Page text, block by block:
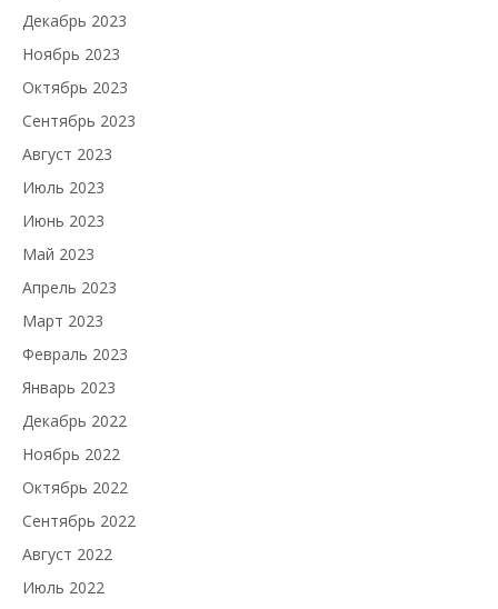
Декабрь 2023
Ноябрь 2023
Октябрь 2023
Сентябрь 2023
Август 2023
Июль 2023
Июнь 2023
Май 2023
Апрель 2023
Март 2023
Февраль 2023
Январь 2023
Декабрь 2022
Ноябрь 2022
Октябрь 2022
Сентябрь 2022
Август 2022
Июль 2022